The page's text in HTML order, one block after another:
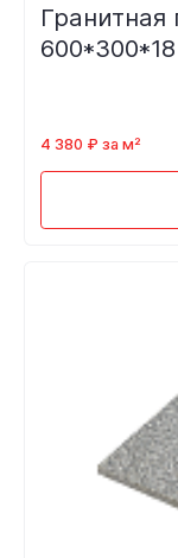
Гранитная
4 380 ₽ за м²